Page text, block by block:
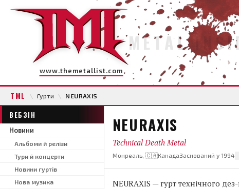
www.themetallist.com
METAL
TML \ Гурти \ NEURAXIS
ВЕБЗІН
Новини
Альбоми й релізи
Тури й концерти
Новини гуртів
Нова музика
NEURAXIS
Technical Death Metal
Монреаль, 🇨🇦КанадаЗаснований у 1994
NEURAXIS — гурт технічного